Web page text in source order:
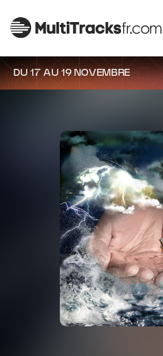
DU 17 AU 19 NOVEMBRE